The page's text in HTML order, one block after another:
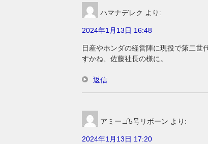
ハマナデレク より:
2024年1月13日 16:48
日産やホンダの経営陣に現役で第二世
すかね、佐藤社長の様に。
返信
アミーゴ5号リボーン より:
2024年1月13日 17:20